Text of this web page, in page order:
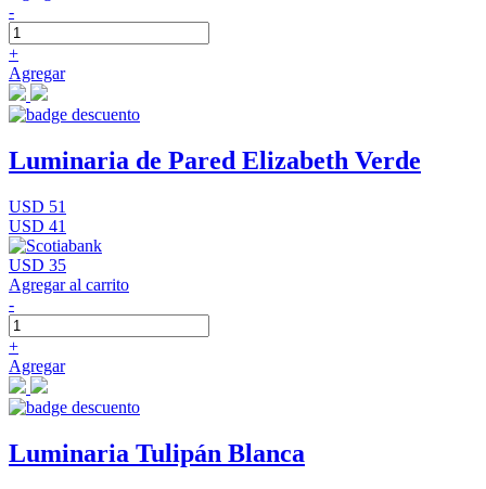
-
+
Agregar
Luminaria de Pared Elizabeth Verde
USD 51
USD 41
USD 35
Agregar al carrito
-
+
Agregar
Luminaria Tulipán Blanca